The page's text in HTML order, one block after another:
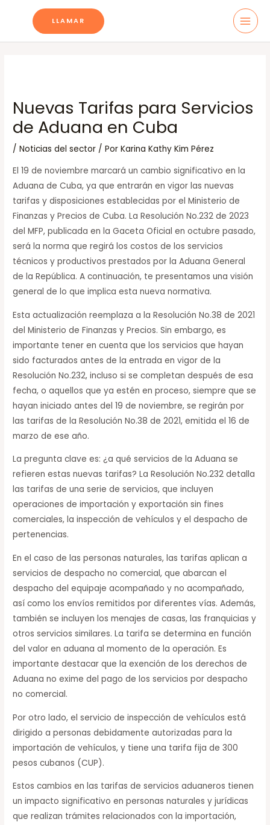
contenido
LLAMAR
Nuevas Tarifas para Servicios
de Aduana en Cuba
/Noticias del sector / PorKarina Kathy Kim Pérez
El 19 de noviembre marcará un cambio significativo en la
Aduana de Cuba, ya que entrarán en vigor las nuevas
tarifas y disposiciones establecidas por el Ministerio de
Finanzas y Precios de Cuba. La Resolución No.232 de 2023
del MFP, publicada en la Gaceta Oficial en octubre pasado,
será la norma que regirá los costos de los servicios
técnicos y productivos prestados por la Aduana General
de la República. A continuación, te presentamos una visión
general de lo que implica esta nueva normativa.
Esta actualización reemplaza a la Resolución No.38 de 2021
del Ministerio de Finanzas y Precios. Sin embargo, es
importante tener en cuenta que los servicios que hayan
sido facturados antes de la entrada en vigor de la
Resolución No.232, incluso si se completan después de esa
fecha, o aquellos que ya estén en proceso, siempre que se
hayan iniciado antes del 19 de noviembre, se regirán por
las tarifas de la Resolución No.38 de 2021, emitida el 16 de
marzo de ese año.
La pregunta clave es: ¿a qué servicios de la Aduana se
refieren estas nuevas tarifas? La Resolución No.232 detalla
las tarifas de una serie de servicios, que incluyen
operaciones de importación y exportación sin fines
comerciales, la inspección de vehículos y el despacho de
pertenencias.
En el caso de las personas naturales, las tarifas aplican a
servicios de despacho no comercial, que abarcan el
despacho del equipaje acompañado y no acompañado,
así como los envíos remitidos por diferentes vías. Además,
también se incluyen los menajes de casas, las franquicias y
otros servicios similares. La tarifa se determina en función
del valor en aduana al momento de la operación. Es
importante destacar que la exención de los derechos de
Aduana no exime del pago de los servicios por despacho
no comercial.
Por otro lado, el servicio de inspección de vehículos está
dirigido a personas debidamente autorizadas para la
importación de vehículos, y tiene una tarifa fija de 300
pesos cubanos (CUP).
Estos cambios en las tarifas de servicios aduaneros tienen
un impacto significativo en personas naturales y jurídicas
que realizan trámites relacionados con la importación,
Navegación
de
entradas